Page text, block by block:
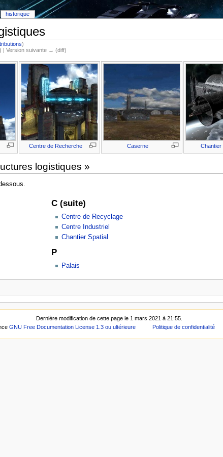
)
| Version suivante → (diff)
Centre de Recherche Caserne Chantier
logistiques »
C (suite)
Centre de Recyclage
Centre Industriel
Chantier Spatial
P
Palais
historique
Dernière modification de cette page le 1 mars 2021 à 21:55.
GNU Free Documentation License 1.3 ou ultérieure Politique de confidentialité